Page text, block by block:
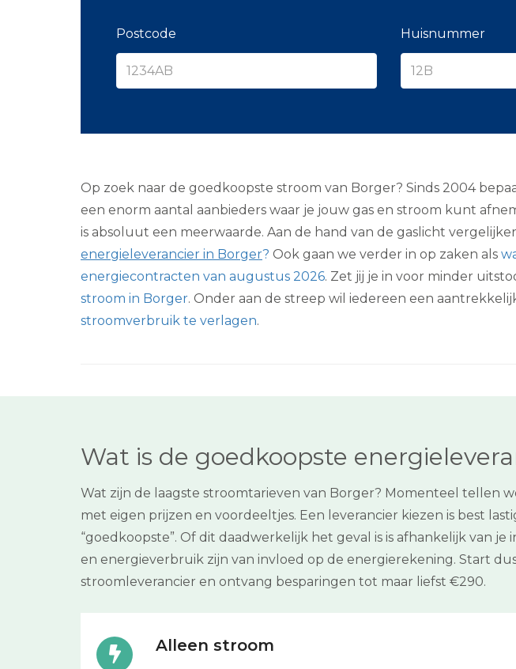
a
e
Postcode Huisnummer
Op zoek naar de goedkoopste stroom van Borger? Sinds 2004
een enorm aantal aanbieders waar je jouw gas en stroom kunt
is absoluut een meerwaarde. Aan de hand van de gaslicht
energieleverancier in Borger? Ook gaan we verder in op zaken als
energiecontracten van augustus 2026. Zet jij je in voor minder
stroom in Borger. Onder aan de streep wil iedereen een
stroomverbruik te verlagen.
Wat is de goedkoopste
Wat zijn de laagste stroomtarieven van Borger? Momenteel tellen
met eigen prijzen en voordeeltjes. Een leverancier kiezen is best
“goedkoopste”. Of dit daadwerkelijk het geval is is afhankelijk van
en energieverbruik zijn van invloed op de energierekening. Start
stroomleverancier en ontvang besparingen tot maar liefst €290.
Alleen stroom